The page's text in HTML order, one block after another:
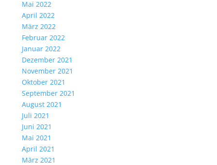
Mai 2022
April 2022
März 2022
Februar 2022
Januar 2022
Dezember 2021
November 2021
Oktober 2021
September 2021
August 2021
Juli 2021
Juni 2021
Mai 2021
April 2021
März 2021